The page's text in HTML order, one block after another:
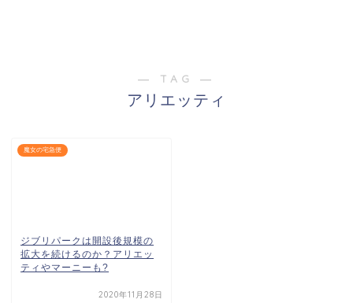
― TAG ―
アリエッティ
魔女の宅急便
ジブリパークは開設後規模の
拡大を続けるのか？アリエッ
ティやマーニーも?
2020年11月28日